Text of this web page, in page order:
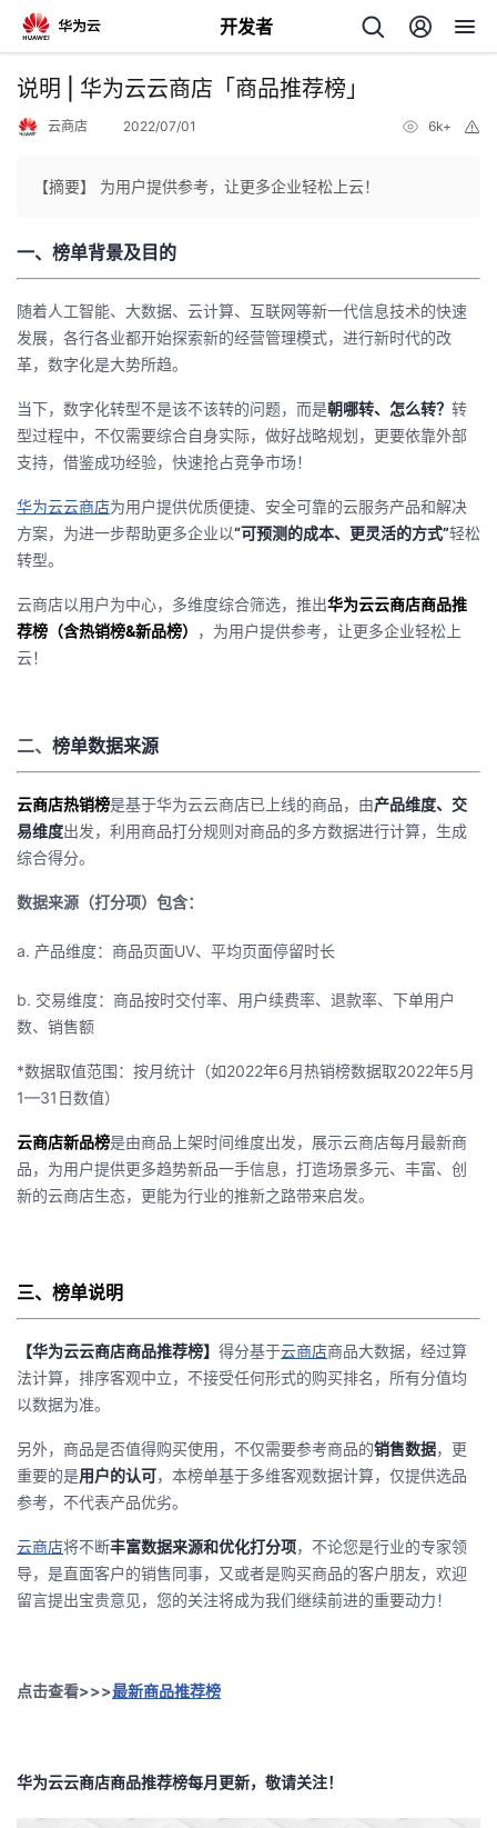
开发者
返
个
人
主
页
我
的
开
者
的
客
我
论
坛
的
圈
子
我
的
直
播
我
的
活
动
我
的
关
注
我
开
发
者
学
我
的
课
程
我
的
认
证
我
的
实
验
我
的
收
藏
我
的
Programs
我
的
支
持
的
技
术
支
持
我
的
云
声
建
议
说明 | 华为云云商店「商品推荐榜」
云商店 2022/07/01 6k+
【摘要】 为用户提供参考，让更多企业轻松上云！
一、 榜单背景及目的
随着人工智能、大数据、云计算、互联网等新一代信息技术的快速
发展，各行各业都开始探索新的经营管理模式，进行新时代的改
革，数字化是大势所趋。
当下，数字化转型不是该不该转的问题，而是朝哪转、怎么转？ 转
型过程中，不仅需要综合自身实际，做好战略规划，更要依靠外部
支持，借鉴成功经验，快速抢占竞争市场！
华为云云商店为用户提供优质便捷、安全可靠的云服务产品和解决
方案，为进一步帮助更多企业以“可预测的成本、更灵活的方式”轻松
转型。
云商店以用户为中心，多维度综合筛选，推出华为云云商店商品推
荐榜（含热销榜&新品榜）
，为用户提供参考，让更多企业轻松上
云！
二、 榜单数据来源
云商店热销榜是基于华为云云商店已上线的商品，由产品维度、交
易维度出发，利用商品打分规则对商品的多方数据进行计算，生成
综合得分。
数据来源（打分项）包含：
a. 产品维度：商品页面UV、平均页面停留时长
b. 交易维度：商品按时交付率、用户续费率、退款率、下单用户
数、销售额
*数据取值范围：按月统计（如2022年6月热销榜数据取2022年5月
1—31日数值）
云商店新品榜是由商品上架时间维度出发，展示云商店每月最新商
品，为用户提供更多趋势新品一手信息，打造场景多元、丰富、创
新的云商店生态，更能为行业的推新之路带来启发。
三、榜单说明
【华为云云商店商品推荐榜】 得分基于云商店商品大数据，经过算
法计算，排序客观中立，不接受任何形式的购买排名，所有分值均
以数据为准。
另外，商品是否值得购买使用，不仅需要参考商品的销售数据，更
重要的是用户的认可，本榜单基于多维客观数据计算，仅提供选品
参考，不代表产品优劣。
云商店将不断丰富数据来源和优化打分项，不论您是行业的专家领
导，是直面客户的销售同事，又或者是购买商品的客户朋友，欢迎
留言提出宝贵意见，您的关注将成为我们继续前进的重要动力！
点击查看>>>最新商品推荐榜
华为云云商店商品推荐榜每月更新，敬请关注！